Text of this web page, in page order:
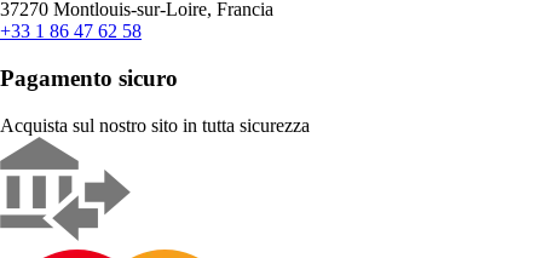
37270 Montlouis-sur-Loire, Francia
+33 1 86 47 62 58
Pagamento sicuro
Acquista sul nostro sito in tutta sicurezza